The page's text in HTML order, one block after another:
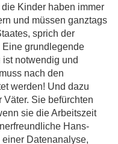
Kinder haben immer
und müssen ganztags
sprich der
Eine grundlegende
notwendig und
nach den
werden! Und dazu
Sie befürchten
sie die Arbeitszeit
Hans-
Datenanalyse,